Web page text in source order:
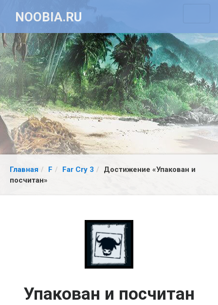
NOOBIA.RU
Главная F Far Cry 3
Достижение «Упакован и
посчитан»
Упакован и посчитан